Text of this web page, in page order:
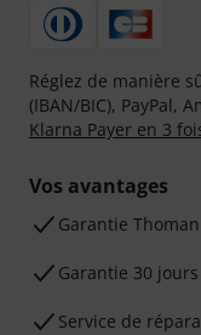
Réglez de manière
(IBAN/BIC), PayPal,
Klarna Payer en 3
Vos avantages
Ga­ran­tie
Garantie 30
Service de